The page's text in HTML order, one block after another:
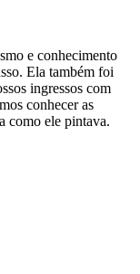
e conhecimento
Ela também foi
ingressos com
conhecer as
como ele pintava.